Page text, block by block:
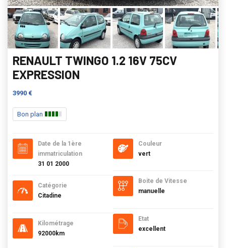
RENAULT TWINGO 1.2 16V 75CV
EXPRESSION
3990 €
Bon plan
Date de la 1ère
immatriculation
31 01 2000
Catégorie
Citadine
Kilométrage
92000km
Couleur
vert
Boite de Vitesse
manuelle
Etat
excellent